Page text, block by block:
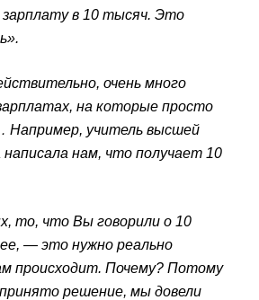
в 10 тысяч. Это
очень много
на которые просто
Например, учитель высшей
нам, что получает 10
то, что Вы говорили о 10
— это нужно реально
происходит. Почему? Потому
решение, мы довели